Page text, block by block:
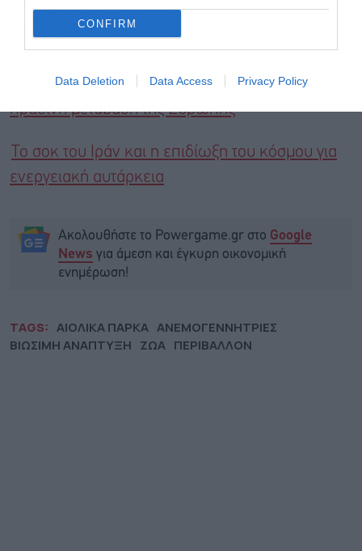
CONFIRM
Data Deletion Data Access Privacy Policy
Τι είναι οι πορτοκαλί μπάλες που βλέπουμε
πάνω σε καλώδια υψηλής τάσης;
WindEurope: Η αιολική ισχύς καταλύτης για την
πράσινη μετάβαση της Ευρώπης
Το σοκ του Ιράν και η επιδίωξη του κόσμου για
ενεργειακή αυτάρκεια
Ακολουθήστε το Powergame.gr στο Google
News για άμεση και έγκυρη οικονομική
ενημέρωση!
TAGS: ΑΙΟΛΙΚΑ ΠΑΡΚΑ ΑΝΕΜΟΓΕΝΝΗΤΡΙΕΣ
ΒΙΩΣΙΜΗ ΑΝΑΠΤΥΞΗ ΖΩΑ ΠΕΡΙΒΑΛΛΟΝ